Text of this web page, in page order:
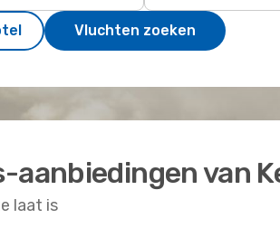
Vluchten zoeken
aanbiedingen van
laat is